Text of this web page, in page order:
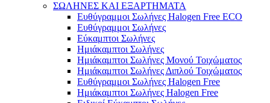
ΣΩΛΗΝΕΣ ΚΑΙ ΕΞΑΡΤΗΜΑΤΑ
Ευθύγραμμοι Σωλήνες Halogen Free ECO
Ευθύγραμμοι Σωλήνες
Εύκαμπτοι Σωλήνες
Ημιάκαμπτοι Σωλήνες
Ημιάκαμπτοι Σωλήνες Μονού Τοιχώματος
Ημιάκαμπτοι Σωλήνες Διπλού Τοιχώματος
Ευθύγραμμοι Σωλήνες Halogen Free
Ημιάκαμπτοι Σωλήνες Halogen Free